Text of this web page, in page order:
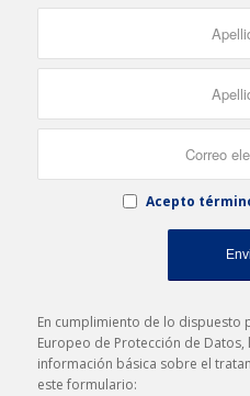
Acepto
En cumplimiento de lo dispuesto
Europeo de Protección de
información básica sobre el
este formulario: